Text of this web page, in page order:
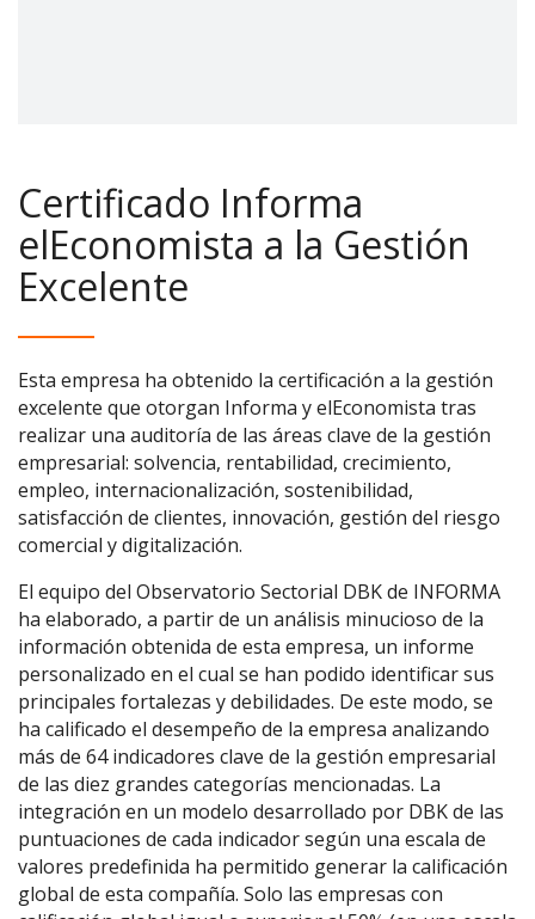
Certificado Informa
elEconomista a la Gestión
Excelente
Esta empresa ha obtenido la certificación a la gestión
excelente que otorgan Informa y elEconomista tras
realizar una auditoría de las áreas clave de la gestión
empresarial: solvencia, rentabilidad, crecimiento,
empleo, internacionalización, sostenibilidad,
satisfacción de clientes, innovación, gestión del riesgo
comercial y digitalización.
El equipo del Observatorio Sectorial DBK de INFORMA
ha elaborado, a partir de un análisis minucioso de la
información obtenida de esta empresa, un informe
personalizado en el cual se han podido identificar sus
principales fortalezas y debilidades. De este modo, se
ha calificado el desempeño de la empresa analizando
más de 64 indicadores clave de la gestión empresarial
de las diez grandes categorías mencionadas. La
integración en un modelo desarrollado por DBK de las
puntuaciones de cada indicador según una escala de
valores predefinida ha permitido generar la calificación
global de esta compañía. Solo las empresas con